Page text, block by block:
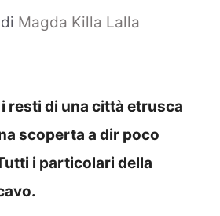
di Magda Killa Lalla
resti di una città etrusca
scoperta a dir poco
i particolari della